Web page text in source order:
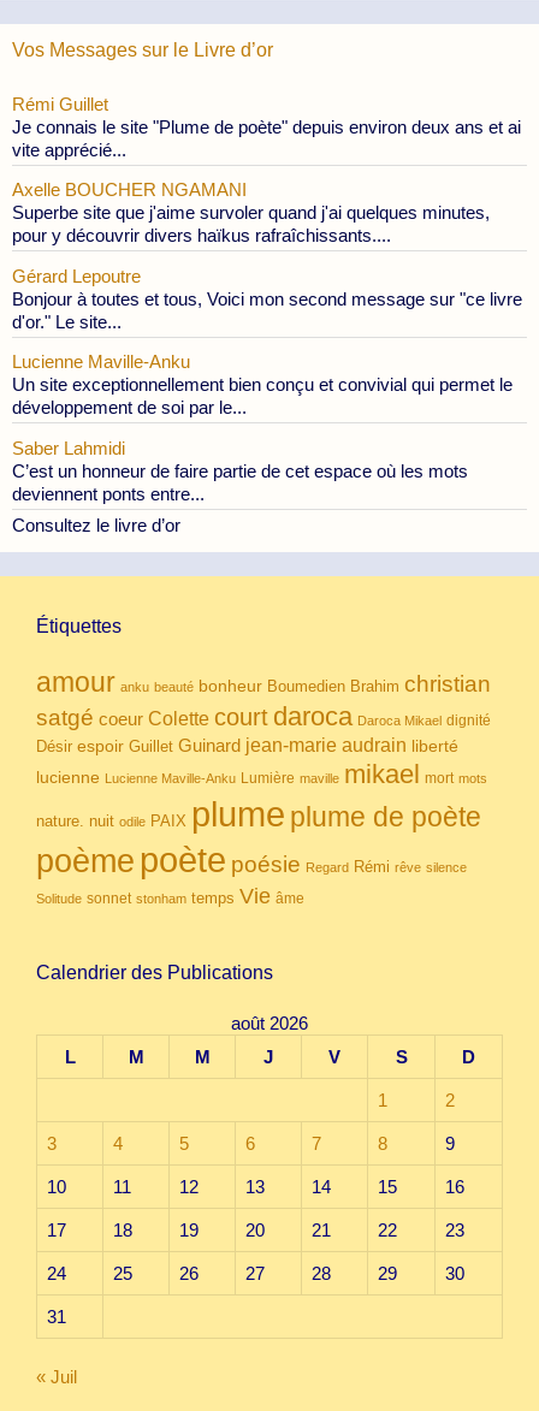
Vos Messages sur le Livre d’or
Rémi Guillet
Je connais le site "Plume de poète" depuis environ deux ans et ai
vite apprécié...
Axelle BOUCHER NGAMANI
Superbe site que j'aime survoler quand j'ai quelques minutes,
pour y découvrir divers haïkus rafraîchissants....
Gérard Lepoutre
Bonjour à toutes et tous, Voici mon second message sur "ce livre
d'or." Le site...
Lucienne Maville-Anku
Un site exceptionnellement bien conçu et convivial qui permet le
développement de soi par le...
Saber Lahmidi
C’est un honneur de faire partie de cet espace où les mots
deviennent ponts entre...
Consultez le livre d’or
Étiquettes
amour anku beauté bonheur Boumedien Brahim christian
satgé coeur Colette court daroca Daroca Mikael dignité
Désir espoir Guillet Guinard jean-marie audrain liberté
lucienne Lucienne Maville-Anku Lumière maville mikael mort mots
nature. nuit odile PAIX plume plume de poète
poème poète poésie Regard Rémi rêve silence
Solitude sonnet stonham temps Vie âme
Calendrier des Publications
août 2026
L
M M J V S D
1 2
3 4 5 6 7 8 9
10 11 12 13 14 15 16
17 18 19 20 21 22 23
24 25 26 27 28 29 30
31
« Juil